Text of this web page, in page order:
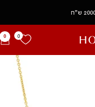
0
0